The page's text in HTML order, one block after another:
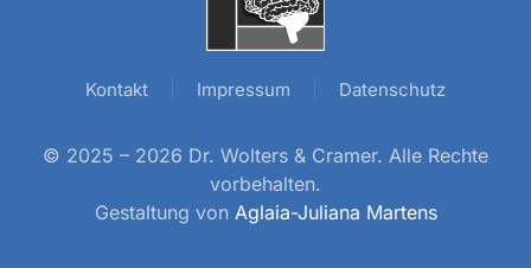
Kontakt Impressum Datenschutz
© 2025 – 2026 Dr. Wolters & Cramer. Alle Rechte
vorbehalten.
Gestaltung von Aglaia-Juliana Martens